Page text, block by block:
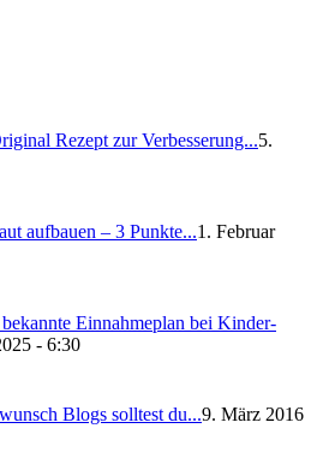
Rezept zur Ver­bes­se­rung...5.
auf­bau­en – 3 Punk­te...1. Februar
Ein­nah­me­plan bei Kin­der­
- 6:30
Blogs soll­test du...9. März 2016